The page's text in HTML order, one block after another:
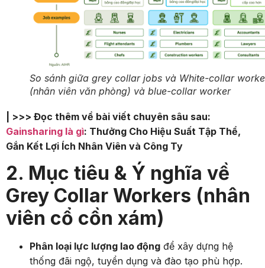
So sánh giữa grey collar jobs và White-collar
(nhân viên văn phòng) và blue-collar worker
| >>> Đọc thêm về bài viết chuyên sâu sau:
Gainsharing là gì: Thưởng Cho Hiệu Suất Tập Thể,
Gắn Kết Lợi Ích Nhân Viên và Công Ty
2. Mục tiêu & Ý nghĩa về
Grey Collar Workers (nhân
viên cổ cồn xám)
Phân loại lực lượng lao động để xây dựng hệ
thống đãi ngộ, tuyển dụng và đào tạo phù hợp.